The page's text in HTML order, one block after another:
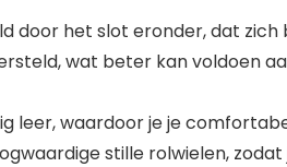
door het slot eronder, dat zich
wat beter kan voldoen
leer, waardoor je je
stille rolwielen,